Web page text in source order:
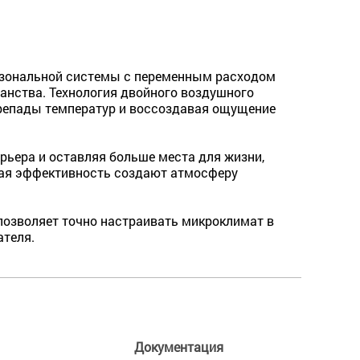
системы с переменным расходом
Технология двойного воздушного
температур и воссоздавая ощущение
и оставляя больше места для жизни,
эффективность создают атмосферу
точно настраивать микроклимат в
Документация